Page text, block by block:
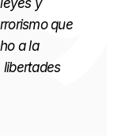
que
a la